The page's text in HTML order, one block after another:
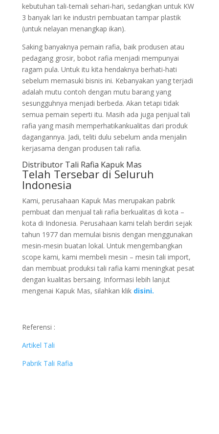
kebutuhan tali-temali sehari-hari, sedangkan untuk KW
3 banyak lari ke industri pembuatan tampar plastik
(untuk nelayan menangkap ikan).
Saking banyaknya pemain rafia, baik produsen atau
pedagang grosir, bobot rafia menjadi mempunyai
ragam pula. Untuk itu kita hendaknya berhati-hati
sebelum memasuki bisnis ini. Kebanyakan yang terjadi
adalah mutu contoh dengan mutu barang yang
sesungguhnya menjadi berbeda. Akan tetapi tidak
semua pemain seperti itu. Masih ada juga penjual tali
rafia yang masih memperhatikankualitas dari produk
dagangannya. Jadi, teliti dulu sebelum anda menjalin
kerjasama dengan produsen tali rafia.
Distributor Tali Rafia Kapuk Mas
Telah Tersebar di Seluruh
Indonesia
Kami, perusahaan Kapuk Mas merupakan pabrik
pembuat dan menjual tali rafia berkualitas di kota –
kota di Indonesia. Perusahaan kami telah berdiri sejak
tahun 1977 dan memulai bisnis dengan menggunakan
mesin-mesin buatan lokal. Untuk mengembangkan
scope kami, kami membeli mesin – mesin tali import,
dan membuat produksi tali rafia kami meningkat pesat
dengan kualitas bersaing. Informasi lebih lanjut
mengenai Kapuk Mas, silahkan klik disini.
Referensi :
Artikel Tali
Pabrik Tali Rafia